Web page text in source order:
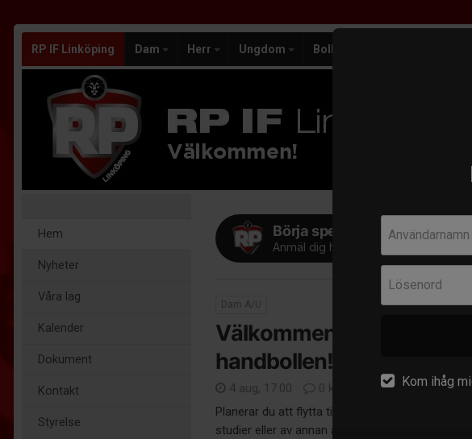
RP IF Linköping Dam Herr Ungdom Bollek
Användarnamn
Lösenord
Kom ihåg
Välkommen!
Hem
Nyheter
Våra lag
Kalender
Dokument
Kontakt
Styrelse
Börja spela handboll!
Anmäl dig här!
Dam A/U
Välkommen till Linköping
handbollen!
4 aug, 17:00
0 kommentarer
Planerar du att flytta till Linköping för jobb,
studier eller av annan anledning, och vill